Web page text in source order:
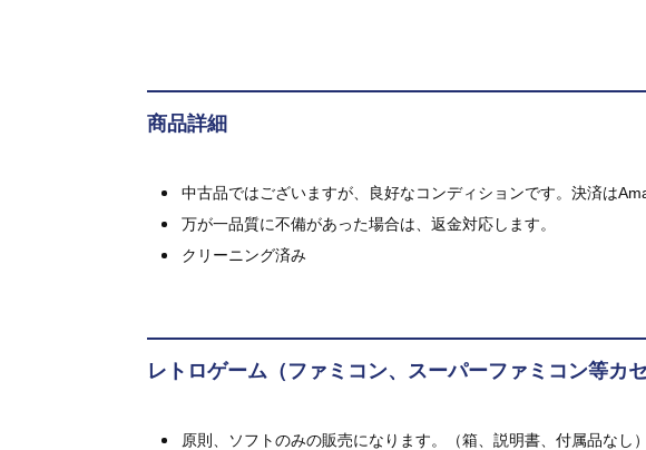
商品詳細
中古品ではございますが、良好なコンディションです。決済は
万が一品質に不備があった場合は、返金対応します。
クリーニング済み
レトロゲーム（ファミコン、スーパーファミコン等カ
原則、ソフトのみの販売になります。（箱、説明書、付属品なし）